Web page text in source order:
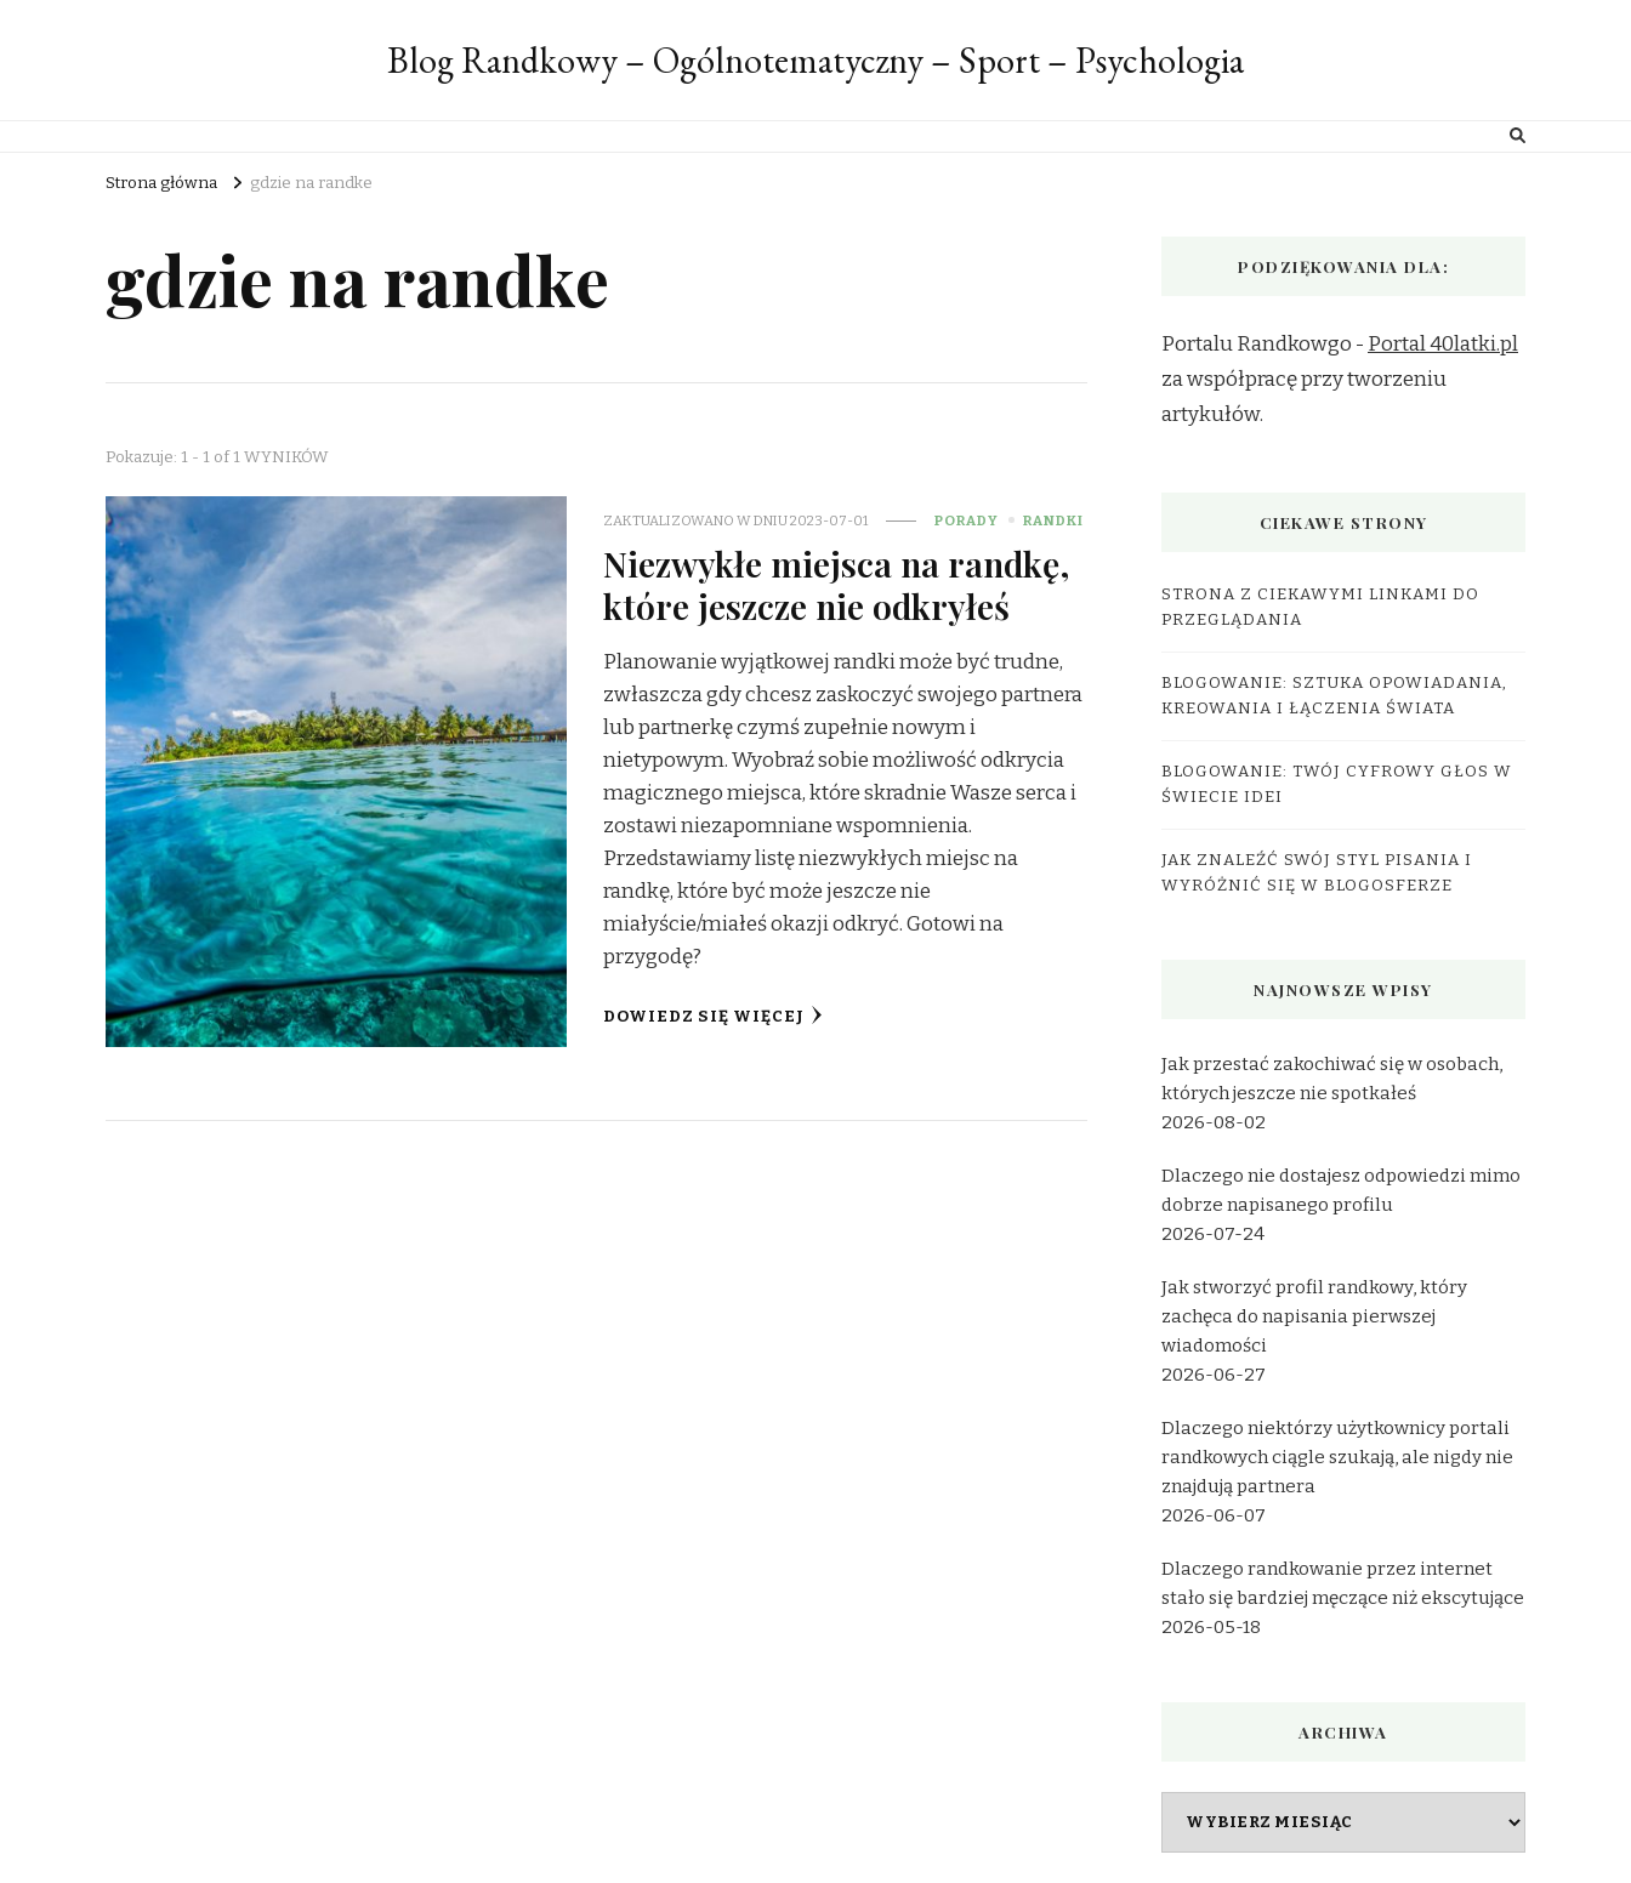
Blog Randkowy – Ogólnotematyczny – Sport – Psychologia
Strona główna gdzie na randke
gdzie na randke
Pokazuje: 1 - 1 of 1 WYNIKÓW
ZAKTUALIZOWANO W DNIU2023-07-01 PORADY RANDKI
Niezwykłe miejsca na randkę,
które jeszcze nie odkryłeś
Planowanie wyjątkowej randki może być trudne,
zwłaszcza gdy chcesz zaskoczyć swojego partnera
lub partnerkę czymś zupełnie nowym i
nietypowym. Wyobraź sobie możliwość odkrycia
magicznego miejsca, które skradnie Wasze serca i
zostawi niezapomniane wspomnienia.
Przedstawiamy listę niezwykłych miejsc na
randkę, które być może jeszcze nie
miałyście/miałeś okazji odkryć. Gotowi na
przygodę?
DOWIEDZ SIĘ WIĘCEJ
PODZIĘKOWANIA DLA:
Portalu Randkowgo - Portal 40latki.pl
za współpracę przy tworzeniu
artykułów.
CIEKAWE STRONY
STRONA Z CIEKAWYMI LINKAMI DO
PRZEGLĄDANIA
BLOGOWANIE: SZTUKA OPOWIADANIA,
KREOWANIA I ŁĄCZENIA ŚWIATA
BLOGOWANIE: TWÓJ CYFROWY GŁOS W
ŚWIECIE IDEI
JAK ZNALEŹĆ SWÓJ STYL PISANIA I
WYRÓŻNIĆ SIĘ W BLOGOSFERZE
NAJNOWSZE WPISY
Jak przestać zakochiwać się w osobach,
których jeszcze nie spotkałeś
2026-08-02
Dlaczego nie dostajesz odpowiedzi mimo
dobrze napisanego profilu
2026-07-24
Jak stworzyć profil randkowy, który
zachęca do napisania pierwszej
wiadomości
2026-06-27
Dlaczego niektórzy użytkownicy portali
randkowych ciągle szukają, ale nigdy nie
znajdują partnera
2026-06-07
Dlaczego randkowanie przez internet
stało się bardziej męczące niż ekscytujące
2026-05-18
ARCHIWA